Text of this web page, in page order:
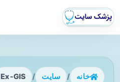
خانه / سایت /
Ex-GIS